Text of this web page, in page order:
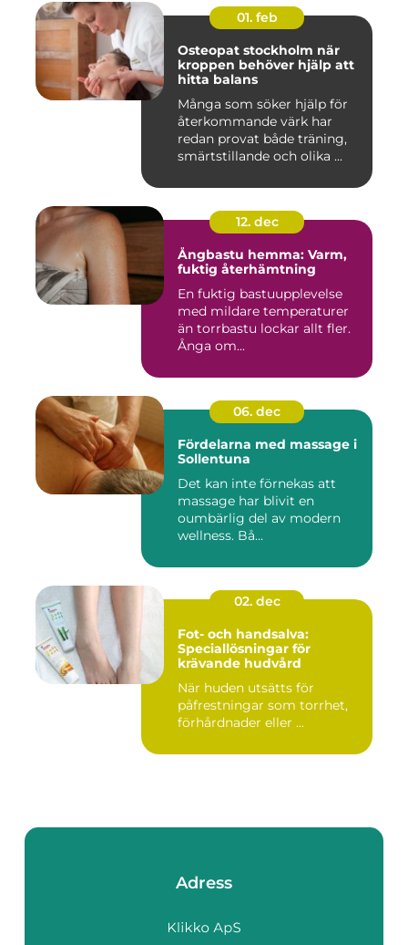
01. feb
Osteopat stockholm när
kroppen behöver hjälp att
hitta balans
Många som söker hjälp för
återkommande värk har
redan provat både träning,
smärtstillande och olika ...
12. dec
Ångbastu hemma: Varm,
fuktig återhämtning
En fuktig bastuupplevelse
med mildare temperaturer
än torrbastu lockar allt fler.
Ånga om...
06. dec
Fördelarna med massage i
Sollentuna
Det kan inte förnekas att
massage har blivit en
oumbärlig del av modern
wellness. Bå...
02. dec
Fot- och handsalva:
Speciallösningar för
krävande hudvård
När huden utsätts för
påfrestningar som torrhet,
förhårdnader eller ...
Adress